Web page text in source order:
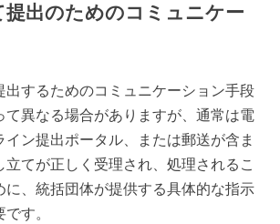
提出のためのコミュニケー
出するためのコミュニケーション手段
て異なる場合がありますが、通常は電
ン提出ポータル、または郵送が含ま
てが正しく受理され、処理されるこ
に、統括団体が提供する具体的な指示
す。